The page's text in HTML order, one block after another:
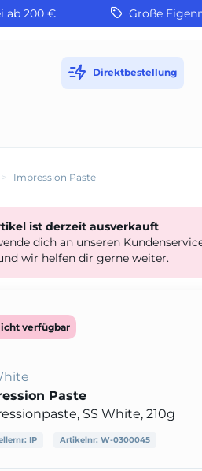
ab 200 € Große
Direktbestellung
> Impression Paste
ist derzeit ausverkauft
dich an unseren
wir helfen dir gerne weiter.
verfügbar
Paste
SS White, 210g
IP Artikelnr: W-0300045